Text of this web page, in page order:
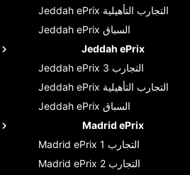
Jeddah ePrix التجارب التأهيلية
Jeddah ePrix السباق
Jeddah ePrix
Jeddah ePrix
التجارب 3
Jeddah ePrix التجارب التأهيلية
Jeddah ePrix السباق
Madrid ePrix
Madrid ePrix
التجارب 1
Madrid ePrix
التجارب 2